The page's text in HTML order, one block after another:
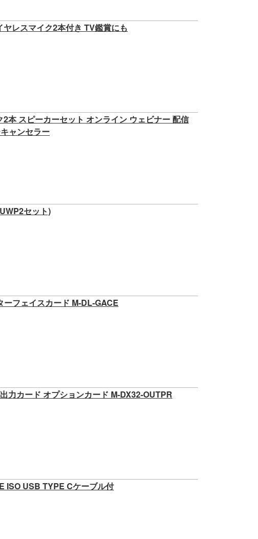
レスマイク2本付き TV鑑賞にも
本 スピーカーセット オンライン ウェビナー 配信
ャンセラー
セット)
フェイスカード M-DL-GACE
カード オプションカード M-DX32-OUTPR
ISO USB TYPE Cケーブル付